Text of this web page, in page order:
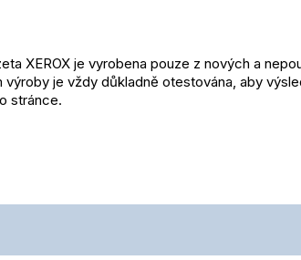
XEROX je vyrobena pouze z nových a
je vždy důkladně otestována, aby
stránce.